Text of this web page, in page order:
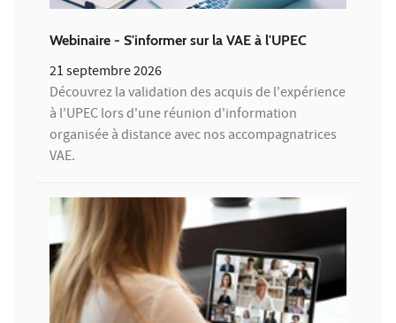
Webinaire - S'informer sur la VAE à l'UPEC
21 septembre 2026
Découvrez la validation des acquis de l'expérience
à l'UPEC lors d'une réunion d'information
organisée à distance avec nos accompagnatrices
VAE.